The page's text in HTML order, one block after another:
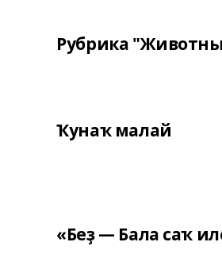
Рубрика
Ҡунаҡ малай
«Беҙ — Бала саҡ